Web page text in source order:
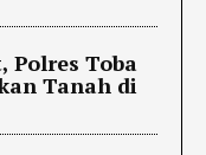
Polres Toba
Tanah di